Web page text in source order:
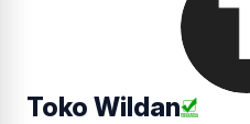
Toko Wildan